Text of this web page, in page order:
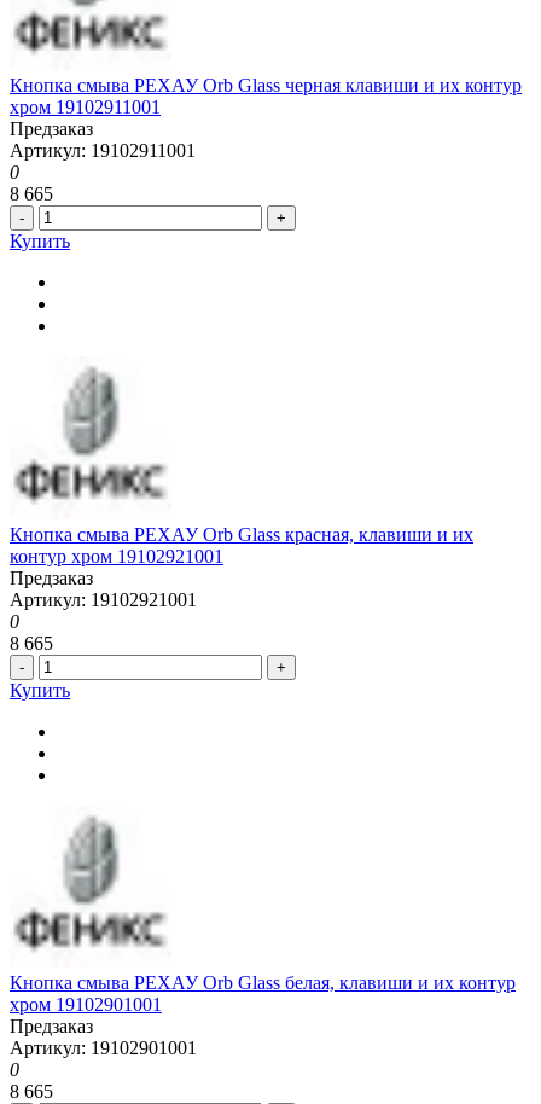
Кнопка смыва РЕХАУ Orb Glass черная клавиши и их контур
хром 19102911001
Предзаказ
Артикул: 19102911001
0
8 665
- +
Купить
Кнопка смыва РЕХАУ Orb Glass красная, клавиши и их
контур хром 19102921001
Предзаказ
Артикул: 19102921001
0
8 665
- +
Купить
Кнопка смыва РЕХАУ Orb Glass белая, клавиши и их контур
хром 19102901001
Предзаказ
Артикул: 19102901001
0
8 665